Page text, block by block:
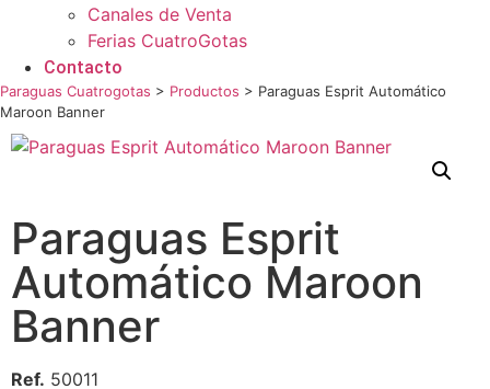
Canales de Venta
Ferias CuatroGotas
Contacto
Paraguas Cuatrogotas > Productos > Paraguas Esprit Automático
Maroon Banner
Paraguas Esprit
Automático Maroon
Banner
Ref. 50011